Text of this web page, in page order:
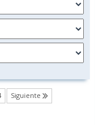
Siguiente